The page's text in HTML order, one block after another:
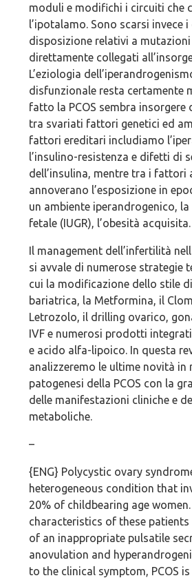
moduli e modifichi i circuiti che
l’ipotalamo. Sono scarsi invece
disposizione relativi a mutazioni
direttamente collegati
L’eziologia
disfunzionale resta certamente
fatto la PCOS sembra insorgere
tra svariati fattori genetici ed
fattori ereditari includiamo
l’insulino-resistenza e difetti di
dell’insulina, mentre tra i fattori
annoverano l’esposizione in
un ambiente iperandrogenico,
fetale (IUGR), l’obesità acquisita.
Il management dell’infertilità
si avvale di numerose strategie
cui la modificazione dello stile
bariatrica, la Metformina, il
Letrozolo, il drilling ovarico,
IVF e numerosi prodotti
e acido alfa-lipoico. In questa
analizzeremo le ultime novità in
patogenesi della PCOS con la
delle manifestazioni cliniche e
metaboliche.
–
{ENG} Polycystic ovary
heterogeneous condition that
20% of childbearing age
characteristics of these patients
of an inappropriate pulsatile
anovulation and
to the clinical symptom, PCOS